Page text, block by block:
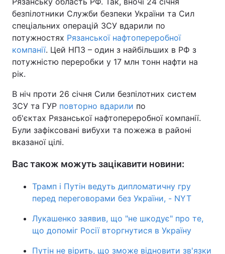
безпілотники Служби безпеки України та Сил
спеціальних операцій ЗСУ вдарили по
потужностях Рязанської нафтопереробної
компанії. Цей НПЗ – один з найбільших в РФ з
потужністю переробки у 17 млн тонн нафти на
рік.
В ніч проти 26 січня Сили безпілотних систем
ЗСУ та ГУР повторно вдарили по
об'єктах Рязанської нафтопереробної компанії.
Були зафіксовані вибухи та пожежа в районі
вказаної цілі.
Вас також можуть зацікавити новини:
Трамп і Путін ведуть дипломатичну гру
перед переговорами без України, - NYT
Лукашенко заявив, що "не шкодує" про те,
що допоміг Росії вторгнутися в Україну
Путін не вірить, що зможе відновити зв'язки